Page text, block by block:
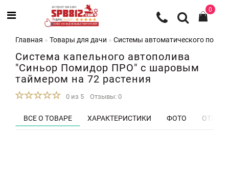
0
Главная Товары для дачи Системы автоматического
Система капельного автополива
"Синьор Помидор ПРО" с шаровым
таймером на 72 растения
0 из 5 Отзывы: 0
ВСЕ О ТОВАРЕ ХАРАКТЕРИСТИКИ ФОТО